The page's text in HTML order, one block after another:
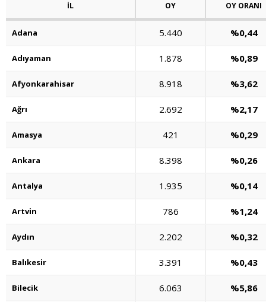
İL OY OY ORANI
Adana 5.440 %0,44
Adıyaman 1.878 %0,89
Afyonkarahisar 8.918 %3,62
Ağrı 2.692 %2,17
Amasya 421 %0,29
Ankara 8.398 %0,26
Antalya 1.935 %0,14
Artvin 786 %1,24
Aydın 2.202 %0,32
Balıkesir 3.391 %0,43
Bilecik 6.063 %5,86